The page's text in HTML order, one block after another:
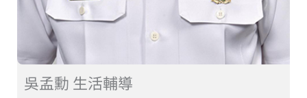
吳孟勳 生活輔導